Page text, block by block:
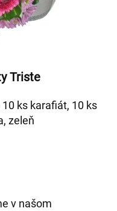
Triste
ks karafiát, 10 ks
zeleň
v našom